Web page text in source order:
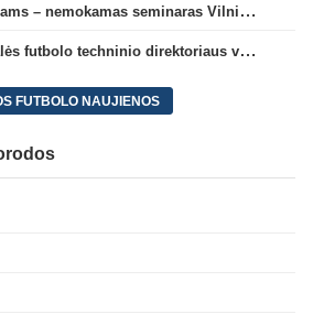
Pradedantiesiems teisėjams – nemokamas seminaras Vilniuje šį penktadienį
K. Rudžionis tęs LFF salės futbolo techninio direktoriaus veiklą
FUTBOLO NAUJIENOS